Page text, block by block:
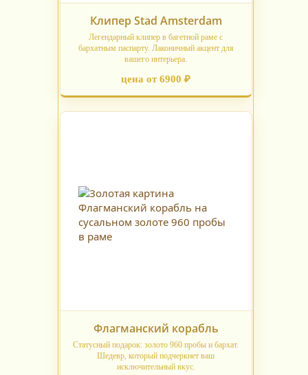
Клипер Stad Amsterdam
Легендарный клипер в багетной раме с
бархатным паспарту. Лаконичный акцент для
вашего интерьера.
цена от 6900 ₽
Флагманский корабль
Статусный подарок: золото 960 пробы и бархат.
Шедевр, который подчеркнет ваш
исключительный вкус.